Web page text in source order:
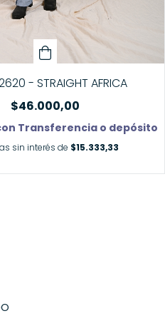
- STRAIGHT AFRICA
$46.000,00
Transferencia o depósito
sin interés de $15.333,33